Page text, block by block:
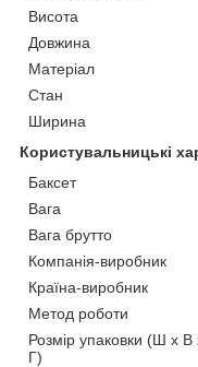
Висота
Довжина
Матеріал
Стан
Ширина
Користувальницькі
Баксет
Вага
Вага брутто
Компанія-виробник
Країна-виробник
Метод роботи
Розмір упаковки (Ш х В
Г)